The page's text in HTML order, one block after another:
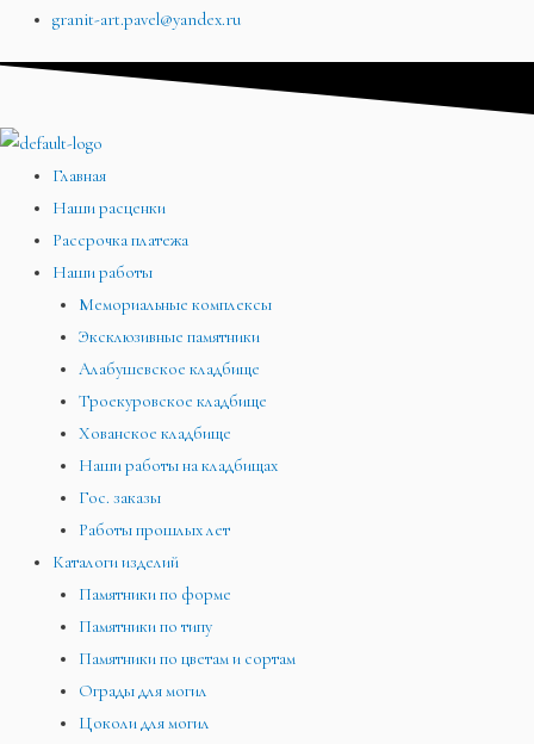
granit-art.pavel@yandex.ru
Главная
Наши расценки
Рассрочка платежа
Наши работы
Мемориальные комплексы
Эксклюзивные памятники
Алабушевское кладбище
Троекуровское кладбище
Хованское кладбище
Наши работы на кладбищах
Гос. заказы
Работы прошлых лет
Каталоги изделий
Памятники по форме
Памятники по типу
Памятники по цветам и сортам
Ограды для могил
Цоколи для могил